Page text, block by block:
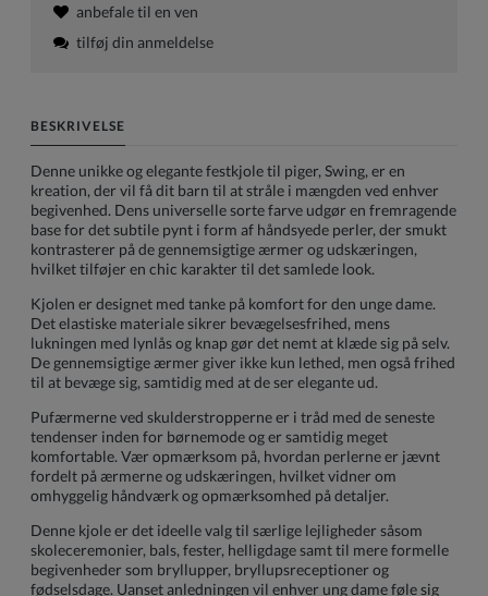
anbefale til en ven
tilføj din anmeldelse
BESKRIVELSE
Denne unikke og elegante festkjole til piger, Swing, er en
kreation, der vil få dit barn til at stråle i mængden ved enhver
begivenhed. Dens universelle sorte farve udgør en fremragende
base for det subtile pynt i form af håndsyede perler, der smukt
kontrasterer på de gennemsigtige ærmer og udskæringen,
hvilket tilføjer en chic karakter til det samlede look.
Kjolen er designet med tanke på komfort for den unge dame.
Det elastiske materiale sikrer bevægelsesfrihed, mens
lukningen med lynlås og knap gør det nemt at klæde sig på selv.
De gennemsigtige ærmer giver ikke kun lethed, men også frihed
til at bevæge sig, samtidig med at de ser elegante ud.
Pufærmerne ved skulderstropperne er i tråd med de seneste
tendenser inden for børnemode og er samtidig meget
komfortable. Vær opmærksom på, hvordan perlerne er jævnt
fordelt på ærmerne og udskæringen, hvilket vidner om
omhyggelig håndværk og opmærksomhed på detaljer.
Denne kjole er det ideelle valg til særlige lejligheder såsom
skoleceremonier, bals, fester, helligdage samt til mere formelle
begivenheder som bryllupper, bryllupsreceptioner og
fødselsdage. Uanset anledningen vil enhver ung dame føle sig